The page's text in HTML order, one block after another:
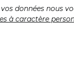
données nous
à caractère